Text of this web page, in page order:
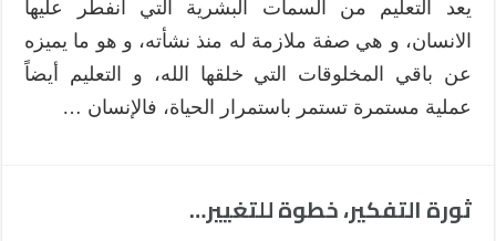
يعد التعليم من السمات البشرية التي انفطر عليها
الانسان، و هي صفة ملازمة له منذ نشأته، و هو ما يميزه
عن باقي المخلوقات التي خلقها الله، و التعليم أيضاً
عملية مستمرة تستمر باستمرار الحياة، فالإنسان …
ثورة التفكير، خطوة للتغيير…